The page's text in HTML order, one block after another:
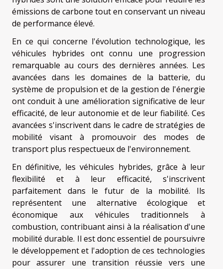
émissions de carbone tout en conservant un niveau
de performance élevé.
En ce qui concerne l'évolution technologique, les
véhicules hybrides ont connu une progression
remarquable au cours des dernières années. Les
avancées dans les domaines de la batterie, du
système de propulsion et de la gestion de l'énergie
ont conduit à une amélioration significative de leur
efficacité, de leur autonomie et de leur fiabilité. Ces
avancées s'inscrivent dans le cadre de stratégies de
mobilité visant à promouvoir des modes de
transport plus respectueux de l'environnement.
En définitive, les véhicules hybrides, grâce à leur
flexibilité et à leur efficacité, s'inscrivent
parfaitement dans le futur de la mobilité. Ils
représentent une alternative écologique et
économique aux véhicules traditionnels à
combustion, contribuant ainsi à la réalisation d'une
mobilité durable. Il est donc essentiel de poursuivre
le développement et l'adoption de ces technologies
pour assurer une transition réussie vers une